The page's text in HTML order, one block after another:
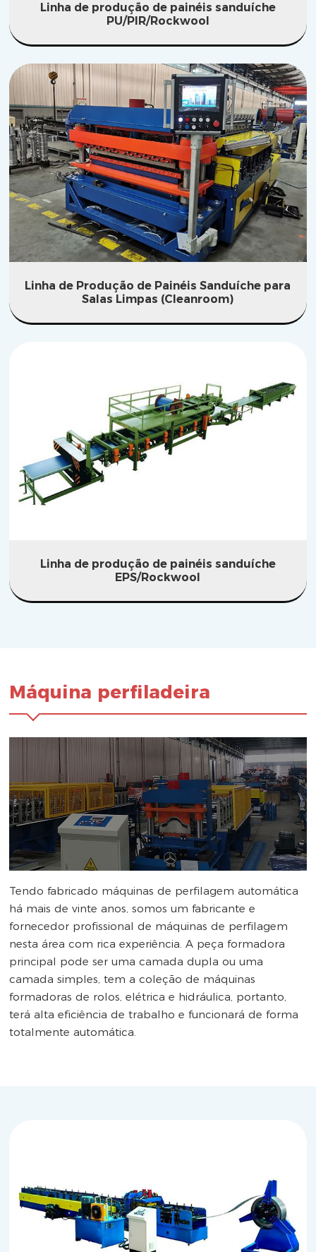
Linha de produção de painéis sanduíche
PU/PIR/Rockwool
Linha de Produção de Painéis Sanduíche para
Salas Limpas (Cleanroom)
Linha de produção de painéis sanduíche
EPS/Rockwool
Máquina perfiladeira
Tendo fabricado máquinas de perfilagem automática
há mais de vinte anos, somos um fabricante e
fornecedor profissional de máquinas de perfilagem
nesta área com rica experiência. A peça formadora
principal pode ser uma camada dupla ou uma
camada simples, tem a coleção de máquinas
formadoras de rolos, elétrica e hidráulica, portanto,
terá alta eficiência de trabalho e funcionará de forma
totalmente automática.